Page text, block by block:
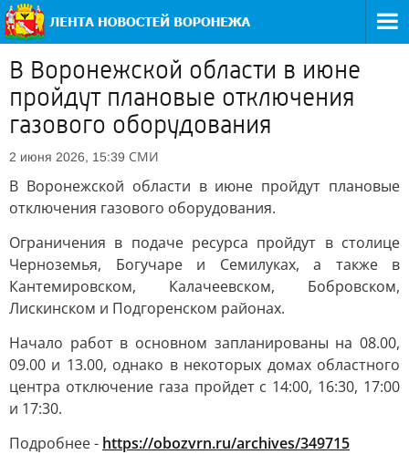
В Воронежской области в июне
пройдут плановые отключения
газового оборудования
2 июня 2026, 15:39 СМИ
В Воронежской области в июне пройдут плановые
отключения газового оборудования.
Ограничения в подаче ресурса пройдут в столице
Черноземья, Богучаре и Семилуках, а также в
Кантемировском, Калачеевском, Бобровском,
Лискинском и Подгоренском районах.
Начало работ в основном запланированы на 08.00,
09.00 и 13.00, однако в некоторых домах областного
центра отключение газа пройдет с 14:00, 16:30, 17:00
и 17:30.
Подробнее - https://obozvrn.ru/archives/349715